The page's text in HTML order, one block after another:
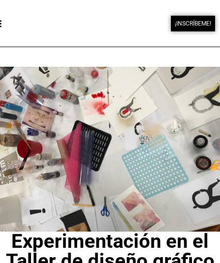
¡INSCRÍBEME!
Experimentación en el